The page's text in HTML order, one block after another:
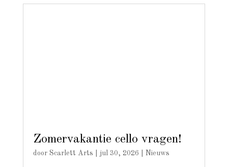
Zomervakantie cello vragen!
door Scarlett Arts | jul 30, 2026 | Nieuws